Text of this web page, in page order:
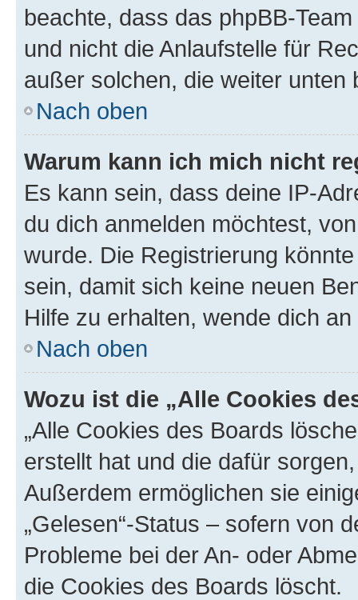
beachte, dass das phpBB-
und nicht die Anlaufstelle für
außer solchen, die weiter unten
Nach oben
Warum kann ich mich nicht
Es kann sein, dass deine IP-
du dich anmelden möchtest,
wurde. Die Registrierung
sein, damit sich keine neuen
Hilfe zu erhalten, wende dich
Nach oben
Wozu ist die „Alle Cookies
„Alle Cookies des Boards
erstellt hat und die dafür
Außerdem ermöglichen sie
„Gelesen“-Status – sofern von
Probleme bei der An- oder
die Cookies des Boards löscht.